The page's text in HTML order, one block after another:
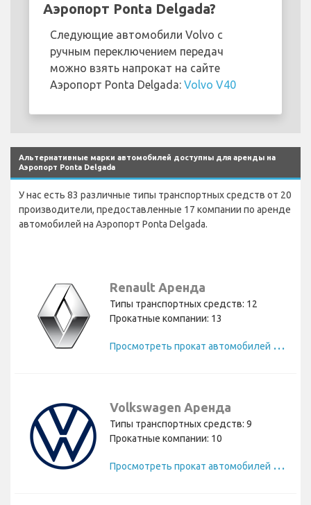
Аэропорт Ponta Delgada?
Следующие автомобили Volvo с
ручным переключением передач
можно взять напрокат на сайте
Аэропорт Ponta Delgada: Volvo V40
Альтернативные марки автомобилей доступны для аренды на
Аэропорт Ponta Delgada
У нас есть 83 различные типы транспортных средств от 20
производители, предоставленные 17 компании по аренде
автомобилей на Аэропорт Ponta Delgada.
Renault Аренда
Типы транспортных средств: 12
Прокатные компании: 13
П
росмотреть прокат автомобилей Renault
Volkswagen Аренда
Типы транспортных средств: 9
Прокатные компании: 10
П
росмотреть прокат автомобилей Volkswagen